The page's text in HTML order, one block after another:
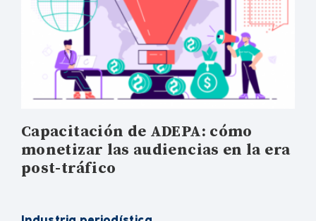
Capacitación de ADEPA: cómo
monetizar las audiencias en la era
post-tráfico